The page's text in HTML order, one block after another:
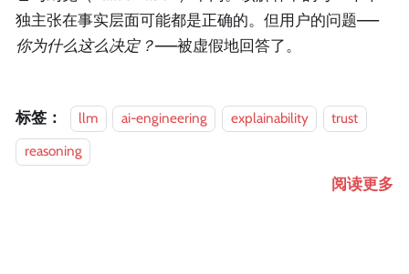
独主张在事实层面可能都是正确的。但用户的问题——
你为什么这么决定？——被虚假地回答了。
标签： llm ai-engineering explainability
trust
reasoning
阅读更多